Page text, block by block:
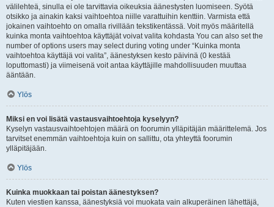
välilehteä, sinulla ei ole tarvittavia oikeuksia äänestysten luomiseen. Syötä
otsikko ja ainakin kaksi vaihtoehtoa niille varattuihin kenttiin. Varmista että
jokainen vaihtoehto on omalla rivillään tekstikentässä. Voit myös määritellä
kuinka monta vaihtoehtoa käyttäjät voivat valita kohdasta You can also set the
number of options users may select during voting under “Kuinka monta
vaihtoehtoa käyttäjä voi valita”, äänestyksen kesto päivinä (0 kestää
loputtomasti) ja viimeisenä voit antaa käyttäjille mahdollisuuden muuttaa
ääntään.
Ylös
Miksi en voi lisätä vastausvaihtoehtoja kyselyyn?
Kyselyn vastausvaihtoehtojen määrä on foorumin ylläpitäjän määrittelemä. Jos
tarvitset enemmän vaihtoehtoja kuin on sallittu, ota yhteyttä foorumin
ylläpitäjään.
Ylös
Kuinka muokkaan tai poistan äänestyksen?
Kuten viestien kanssa, äänestyksiä voi muokata vain alkuperäinen lähettäjä,